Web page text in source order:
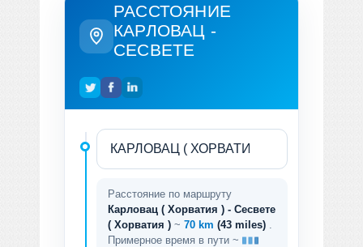
РАССТОЯНИЕ
КАРЛОВАЦ -
СЕСВЕТЕ
Расстояние по маршруту
Карловац ( Хорватия ) - Сесвете
( Хорватия ) ~ 70 km (43 miles)
Примерное время в пути ~